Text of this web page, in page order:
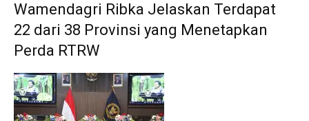
Wamendagri Ribka Jelaskan Terdapat
22 dari 38 Provinsi yang Menetapkan
Perda RTRW